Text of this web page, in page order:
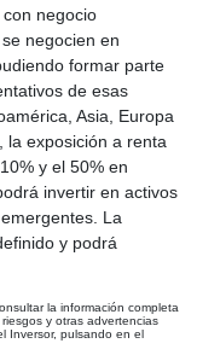
negocio
negocien en
formar parte
de esas
Asia, Europa
la exposición a renta
y el 50% en
invertir en activos
La
y podrá
la información completa
y otras advertencias
Inversor, pulsando en el